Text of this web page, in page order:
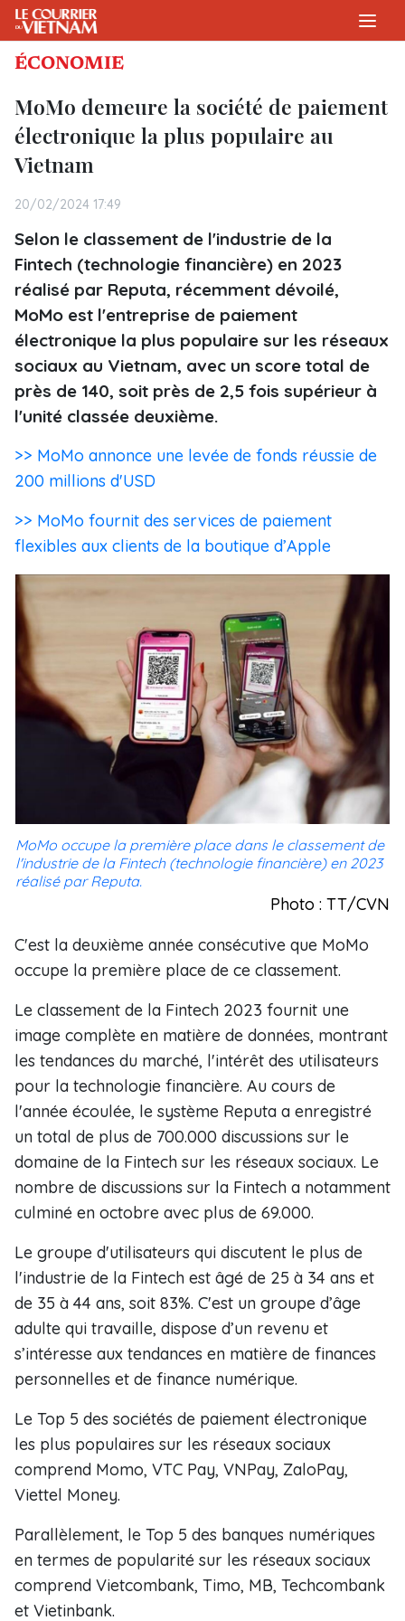
ÉCONOMIE
MoMo demeure la société de paiement
électronique la plus populaire au
Vietnam
20/02/2024 17:49
Selon le classement de l'industrie de la
Fintech (technologie financière) en 2023
réalisé par Reputa, récemment dévoilé,
MoMo est l'entreprise de paiement
électronique la plus populaire sur les réseaux
sociaux au Vietnam, avec un score total de
près de 140, soit près de 2,5 fois supérieur à
l'unité classée deuxième.
>> MoMo annonce une levée de fonds réussie de
200 millions d'USD
>> MoMo fournit des services de paiement
flexibles aux clients de la boutique d’Apple
MoMo occupe la première place dans le classement de
l'industrie de la Fintech (technologie financière) en 2023
réalisé par Reputa.
Photo : TT/CVN
C'est la deuxième année consécutive que MoMo
occupe la première place de ce classement.
Le classement de la Fintech 2023 fournit une
image complète en matière de données, montrant
les tendances du marché, l'intérêt des utilisateurs
pour la technologie financière. Au cours de
l'année écoulée, le système Reputa a enregistré
un total de plus de 700.000 discussions sur le
domaine de la Fintech sur les réseaux sociaux. Le
nombre de discussions sur la Fintech a notamment
culminé en octobre avec plus de 69.000.
Le groupe d'utilisateurs qui discutent le plus de
l'industrie de la Fintech est âgé de 25 à 34 ans et
de 35 à 44 ans, soit 83%. C'est un groupe d’âge
adulte qui travaille, dispose d’un revenu et
s’intéresse aux tendances en matière de finances
personnelles et de finance numérique.
Le Top 5 des sociétés de paiement électronique
les plus populaires sur les réseaux sociaux
comprend Momo, VTC Pay, VNPay, ZaloPay,
Viettel Money.
Parallèlement, le Top 5 des banques numériques
en termes de popularité sur les réseaux sociaux
comprend Vietcombank, Timo, MB, Techcombank
et Vietinbank.